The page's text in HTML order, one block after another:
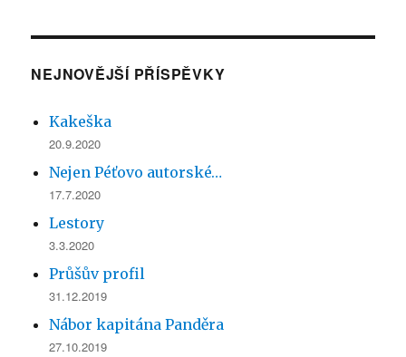
NEJNOVĚJŠÍ PŘÍSPĚVKY
Kakeška
20.9.2020
Nejen Péťovo autorské…
17.7.2020
Lestory
3.3.2020
Průšův profil
31.12.2019
Nábor kapitána Panděra
27.10.2019